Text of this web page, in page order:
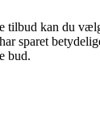
tilbud kan du
sparet
bud.